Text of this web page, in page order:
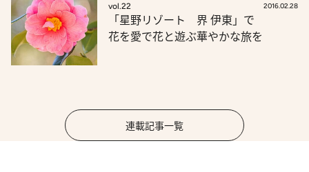
vol.22 2016.02.28
「星野リゾート 界 伊東」で
花を愛で花と遊ぶ華やかな旅を
連載記事一覧